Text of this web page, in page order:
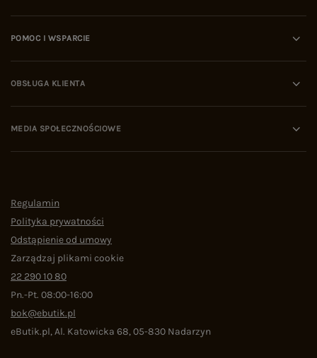
POMOC I WSPARCIE
OBSŁUGA KLIENTA
MEDIA SPOŁECZNOŚCIOWE
Regulamin
Polityka prywatności
Odstąpienie od umowy
Zarządzaj plikami cookie
22 290 10 80
Pn.-Pt. 08:00-16:00
bok@ebutik.pl
eButik.pl,Al. Katowicka 68,05-830 Nadarzyn